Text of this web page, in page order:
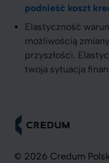
podnieść koszt
Elastyczność
możliwością
przyszłości.
twoja sytuacja
© 2026 Credum